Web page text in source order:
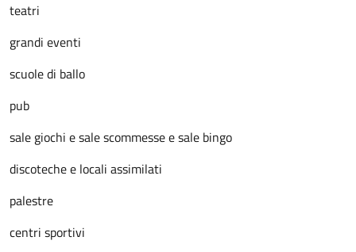
teatri
grandi eventi
scuole di ballo
pub
sale giochi e sale scommesse e sale bingo
discoteche e locali assimilati
palestre
centri sportivi